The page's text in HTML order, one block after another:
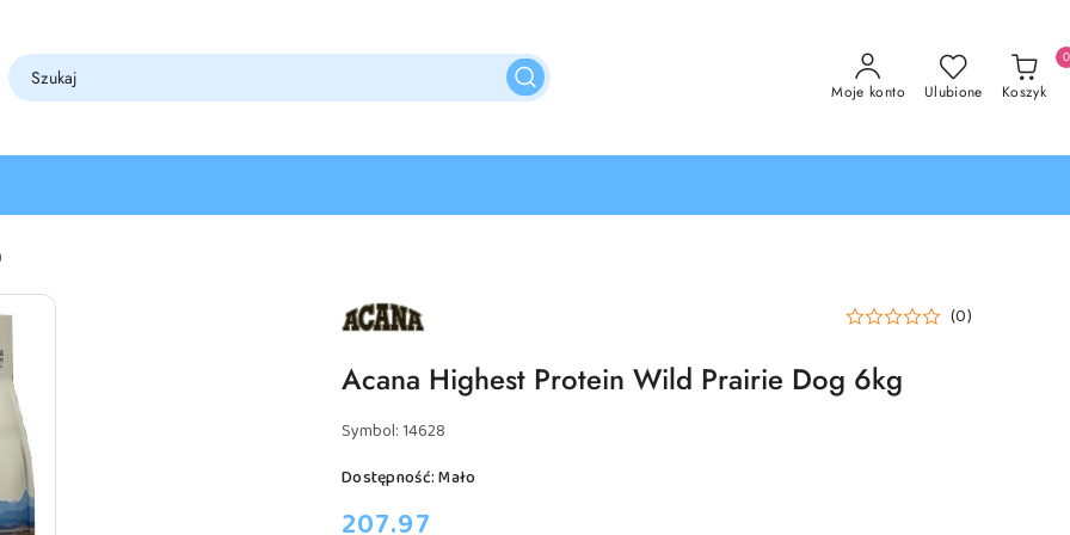
Moje konto Ulubione Koszyk
0
NAZWA
PRODUCENTA:
ACANA
(0)
Acana Highest Protein Wild Prairie Dog 6kg
Symbol:14628
Dostępność:Mało
cena:
207.97